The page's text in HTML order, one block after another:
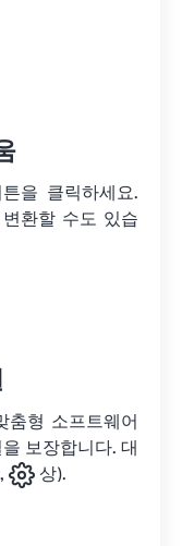
을 클릭하세요.
환할 수도 있습
형 소프트웨어
보장합니다. 대
상).